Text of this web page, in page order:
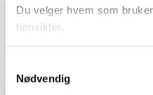
Du velger hvem som
hensikter.
Innhente
Nødvendig